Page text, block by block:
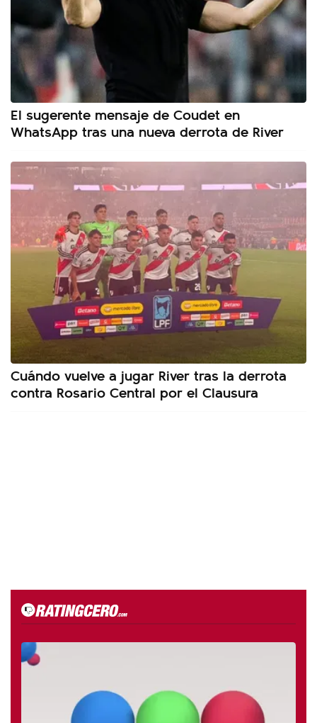
El sugerente mensaje de Coudet en
WhatsApp tras una nueva derrota de River
Cuándo vuelve a jugar River tras la derrota
contra Rosario Central por el Clausura